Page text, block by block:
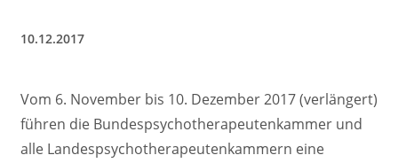
10.12.2017
Vom 6. November bis 10. Dezember 2017 (verlängert)
führen die Bundespsychotherapeutenkammer und
alle Landespsychotherapeutenkammern eine